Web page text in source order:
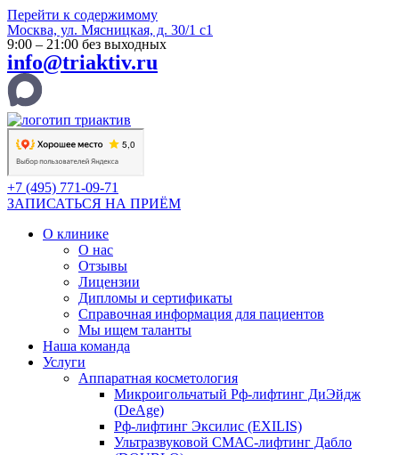
Перейти к содержимому
Москва, ул. Мясницкая, д. 30/1 с1
9:00 – 21:00 без выходных
info@triaktiv.ru
+7 (495) 771-09-71
ЗАПИСАТЬСЯ НА ПРИЁМ
О клинике
О нас
Отзывы
Лицензии
Дипломы и сертификаты
Справочная информация для пациентов
Мы ищем таланты
Наша команда
Услуги
Аппаратная косметология
Микроигольчатый Рф-лифтинг ДиЭйдж
(DeAge)
Рф-лифтинг Эксилис (EXILIS)
Ультразвуковой СМАС-лифтинг Дабло